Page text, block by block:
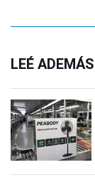
LEÉ ADEMÁS